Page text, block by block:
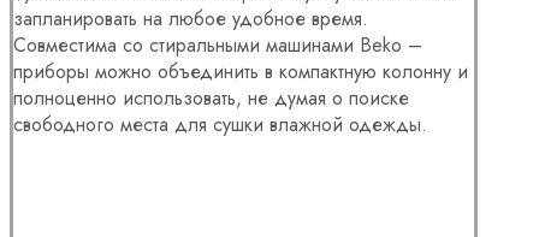
запланировать на любое удобное время.
Совместима со стиральными машинами Beko –
приборы можно объединить в компактную колонну и
полноценно использовать, не думая о поиске
свободного места для сушки влажной одежды.